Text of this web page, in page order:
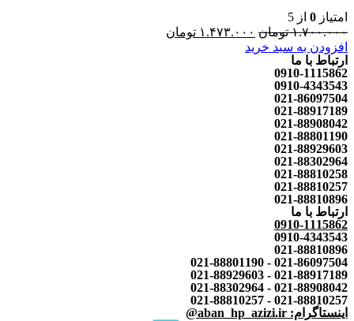
امتیاز 0 از 5
۱.۷۰۰.۰۰۰ تومان ۱.۴۷۳.۰۰۰ تومان
افزودن به سبد خرید
ارتباط با ما
0910-1115862
0910-4343543
021-86097504
021-88917189
021-88908042
021-88801190
021-88929603
021-88302964
021-88810258
021-88810257
021-88810896
ارتباط با ما
0910-1115862
0910-4343543
021-88810896
021-86097504 - 021-88801190
021-88917189 - 021-88929603
021-88908042 - 021-88302964
021-88810257 - 021-88810257
اینستاگرام: aban_hp_azizi.ir@